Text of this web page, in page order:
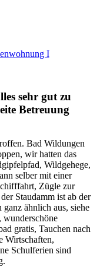
I
sehr gut zu
Betreuung
Bad Wildungen
wir hatten das
Wildgehege,
selber mit einer
Zügle zur
Staudamm ist ab der
ähnlich aus, siehe
wunderschöne
gratis, Tauchen nach
Wirtschaften,
Schulferien sind